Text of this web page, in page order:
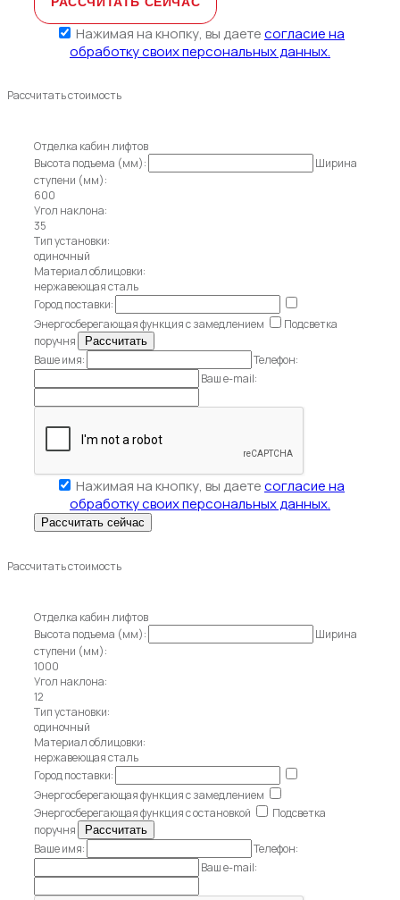
Нажимая на кнопку, вы даетесогласие на
обработку своих персональных данных.
Рассчитать стоимость
Отделка кабин лифтов
Высота подъема (мм):
Ширина
ступени (мм):
600
Угол наклона:
35
Тип установки:
одиночный
Материал облицовки:
нержавеющая сталь
Город поставки:
Энергосберегающая функция с замедлением
Подсветка
поручня
Ваше имя:
Телефон:
Ваш e-mail:
Нажимая на кнопку, вы даетесогласие на
обработку своих персональных данных.
Рассчитать стоимость
Отделка кабин лифтов
Высота подъема (мм):
Ширина
ступени (мм):
1000
Угол наклона:
12
Тип установки:
одиночный
Материал облицовки:
нержавеющая сталь
Город поставки:
Энергосберегающая функция с замедлением
Энергосберегающая функция с остановкой
Подсветка
поручня
Ваше имя:
Телефон:
Ваш e-mail: